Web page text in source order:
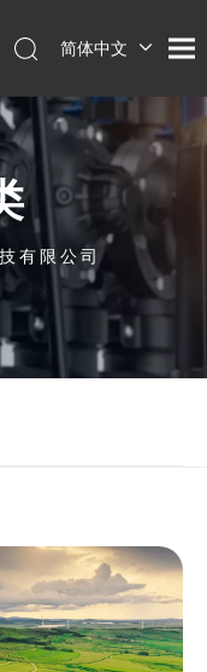
简体中文
العربية
Français
Pусский
Español
Italiano
有限公司